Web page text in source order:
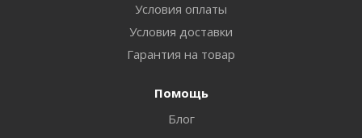
Условия оплаты
Условия доставки
Гарантия на товар
Помощь
Блог